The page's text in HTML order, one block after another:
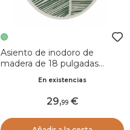
Asiento de inodoro de
madera de 18 pulgadas
En existencias
29,99